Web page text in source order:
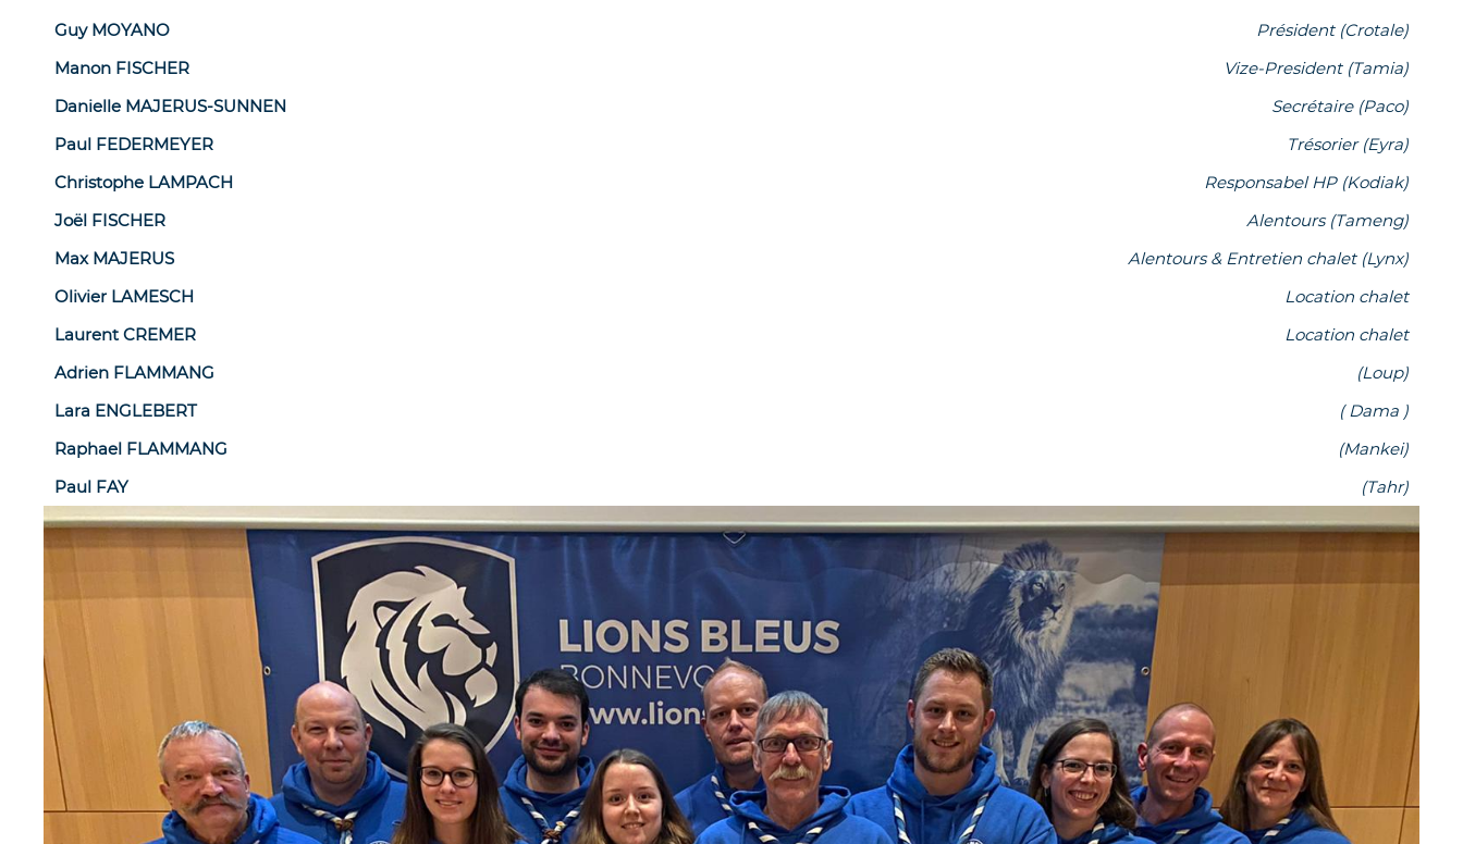
Guy MOYANO
Président (Crotale)
Manon FISCHER
Vize-President (Tamia)
Danielle MAJERUS-SUNNEN
Secrétaire (Paco)
Paul FEDERMEYER
Trésorier (Eyra)
Christophe LAMPACH
Responsabel HP (Kodiak)
Joël FISCHER
Alentours (Tameng)
Max MAJERUS
Alentours & Entretien chalet (Lynx)
Olivier LAMESCH
Location chalet
Laurent CREMER
Location chalet
Adrien FLAMMANG
(Loup)
Lara ENGLEBERT
( Dama )
Raphael FLAMMANG
(Mankei)
Paul FAY
(Tahr)